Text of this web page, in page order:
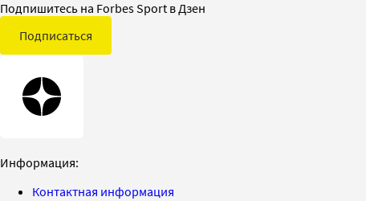
Подпишитесь на Forbes Sport в Дзен
Подписаться
Информация:
Контактная информация